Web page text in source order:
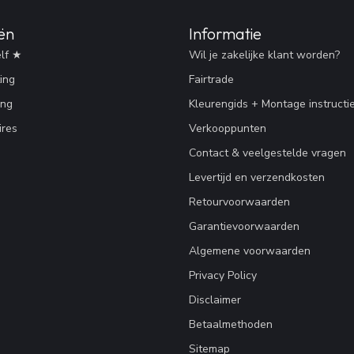
★
Informatie
Wil je zakelijke klant worden?
Fairtrade
Kleurengids + Montage
Verkooppunten
Contact & veelgestelde vragen
Levertijd en verzendkosten
Retourvoorwaarden
Garantievoorwaarden
Algemene voorwaarden
Privacy Policy
Disclaimer
Betaalmethoden
Sitemap